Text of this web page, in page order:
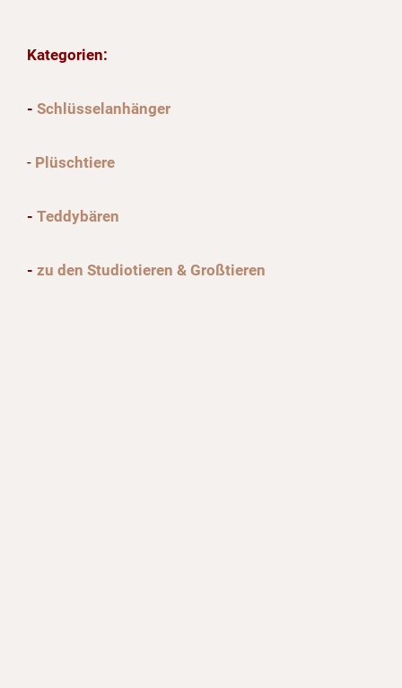
Kategorien:
- Schlüsselanhänger
- Plüschtiere
- Teddybären
- zu den Studiotieren & Großtieren